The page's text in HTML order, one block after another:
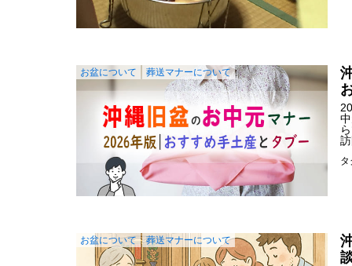
お盆について 葬送マナーについて
タ
お盆について 葬送マナーについて